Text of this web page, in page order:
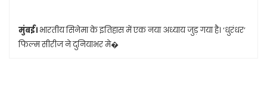
मुंबई। भारतीय सिनेमा के इतिहास में एक नया अध्याय जुड़ गया है। ‘धुरंधर’
फिल्म सीरीज ने दुनियाभर मे�